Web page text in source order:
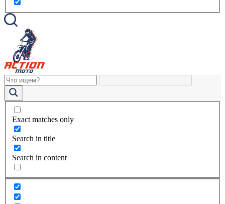
Exact matches only
Search in title
Search in content